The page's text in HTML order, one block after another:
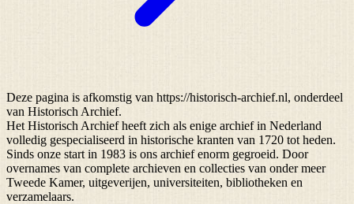
Deze pagina is afkomstig van https://historisch-archief.nl, onderdeel
van Historisch Archief.
Het Historisch Archief heeft zich als enige archief in Nederland
volledig gespecialiseerd in historische kranten van 1720 tot heden.
Sinds onze start in 1983 is ons archief enorm gegroeid. Door
overnames van complete archieven en collecties van onder meer
Tweede Kamer, uitgeverijen, universiteiten, bibliotheken en
verzamelaars.